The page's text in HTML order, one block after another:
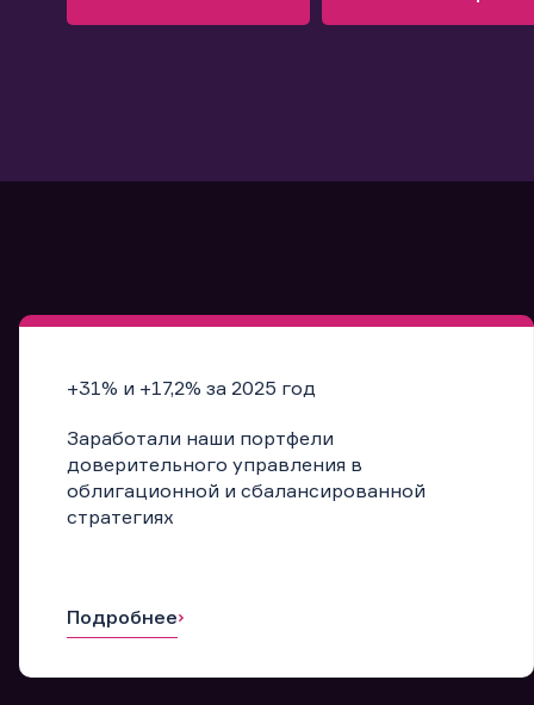
+31% и +17,2% за 2025 год
Заработали наши портфели
доверительного управления в
облигационной и сбалансированной
стратегиях
Подробнее